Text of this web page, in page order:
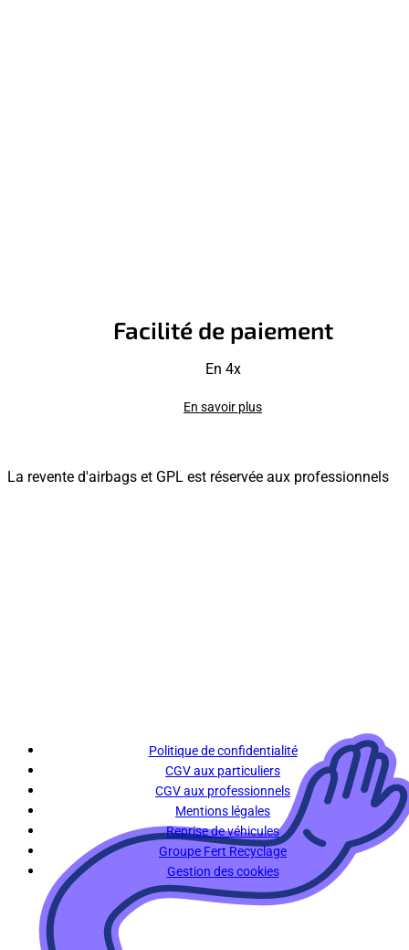
Facilité de paiement
En 4x
En savoir plus
La revente d'airbags et GPL est réservée aux professionnels
Politique de confidentialité
CGV aux particuliers
CGV aux professionnels
Mentions légales
Reprise de véhicules
Groupe Fert Recyclage
Gestion des cookies